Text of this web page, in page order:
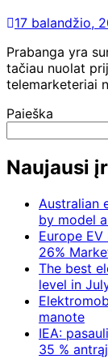
17 balandžio,
Prabanga yra
tačiau nuolat
telemarketeriai
Paieška
Naujausi
Australian
by model
Europe EV
26%
The best
level in
manote
IEA:
35 %